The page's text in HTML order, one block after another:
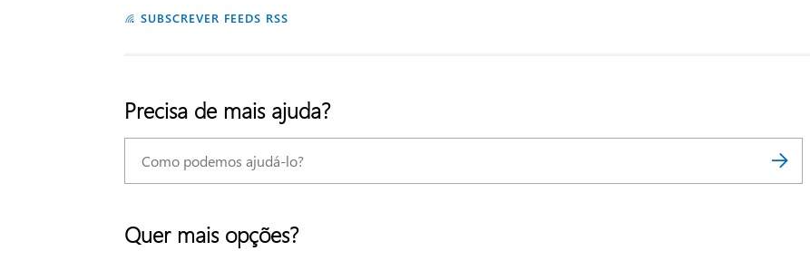
SUBSCREVER FEEDS RSS
Precisa de mais ajuda?
Quer mais opções?